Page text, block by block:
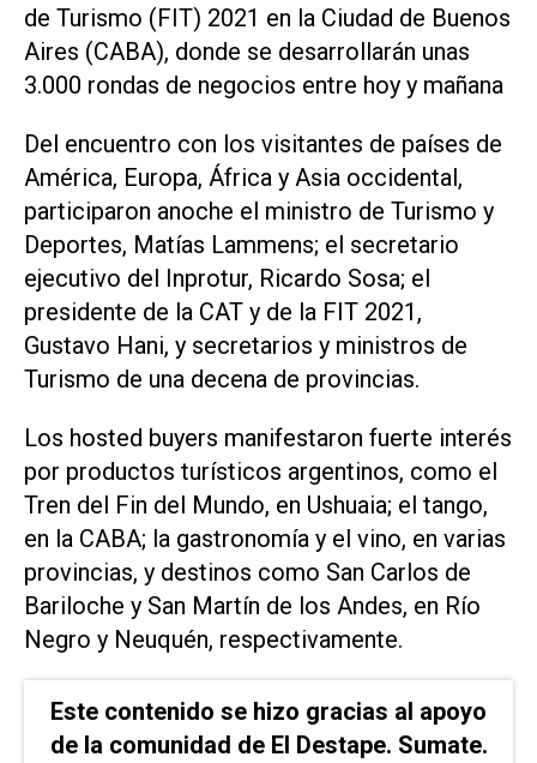
de Turismo (FIT) 2021 en la Ciudad de Buenos
Aires (CABA), donde se desarrollarán unas
3.000 rondas de negocios entre hoy y mañana
Del encuentro con los visitantes de países de
América, Europa, África y Asia occidental,
participaron anoche el ministro de Turismo y
Deportes, Matías Lammens; el secretario
ejecutivo del Inprotur, Ricardo Sosa; el
presidente de la CAT y de la FIT 2021,
Gustavo Hani, y secretarios y ministros de
Turismo de una decena de provincias.
Los hosted buyers manifestaron fuerte interés
por productos turísticos argentinos, como el
Tren del Fin del Mundo, en Ushuaia; el tango,
en la CABA; la gastronomía y el vino, en varias
provincias, y destinos como San Carlos de
Bariloche y San Martín de los Andes, en Río
Negro y Neuquén, respectivamente.
Este contenido se hizo gracias al apoyo
de la comunidad de El Destape. Sumate.